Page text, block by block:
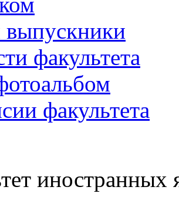
факультета
факультета